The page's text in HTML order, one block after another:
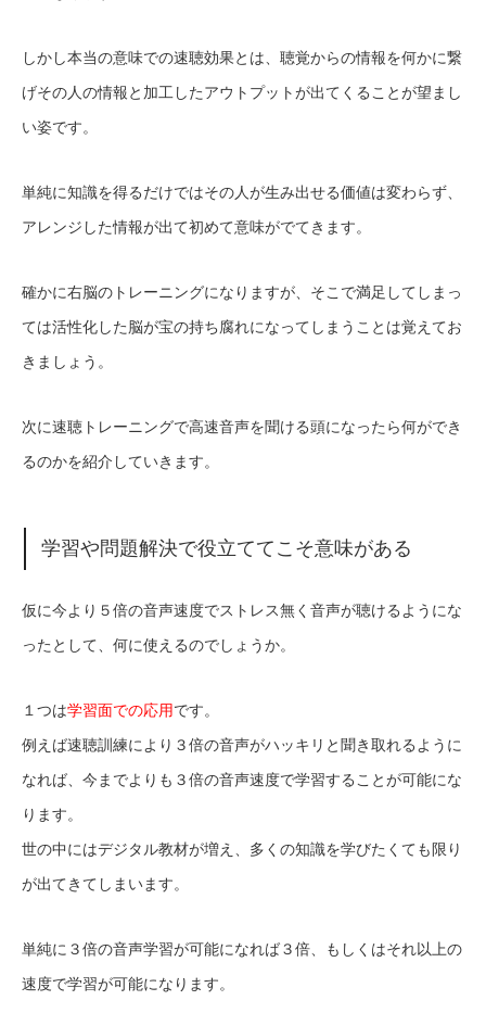
しかし本当の意味での速聴効果とは、聴覚からの情報を何かに繋
げその人の情報と加工したアウトプットが出てくることが望まし
い姿です。
単純に知識を得るだけではその人が生み出せる価値は変わらず、
アレンジした情報が出て初めて意味がでてきます。
確かに右脳のトレーニングになりますが、そこで満足してしまっ
ては活性化した脳が宝の持ち腐れになってしまうことは覚えてお
きましょう。
次に速聴トレーニングで高速音声を聞ける頭になったら何ができ
るのかを紹介していきます。
学習や問題解決で役立ててこそ意味がある
仮に今より５倍の音声速度でストレス無く音声が聴けるようにな
ったとして、何に使えるのでしょうか。
１つは学習面での応用です。
例えば速聴訓練により３倍の音声がハッキリと聞き取れるように
なれば、今までよりも３倍の音声速度で学習することが可能にな
ります。
世の中にはデジタル教材が増え、多くの知識を学びたくても限り
が出てきてしまいます。
単純に３倍の音声学習が可能になれば３倍、もしくはそれ以上の
速度で学習が可能になります。